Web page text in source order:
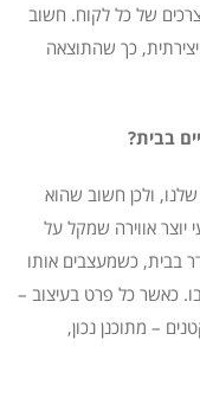
של כל לקוח. חשוב
כך שהתוצאה
בבית?
ולכן חשוב שהוא
יוצר אווירה שמקל על
בבית, כשמעצבים אותו
כאשר כל פרט בעיצוב –
– מתוכנן נכון,